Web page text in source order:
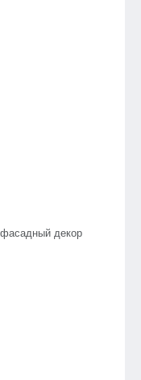
декор